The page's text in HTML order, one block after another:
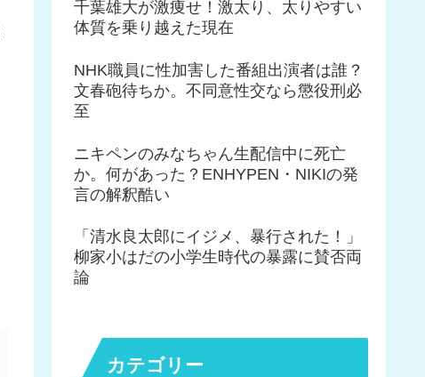
千葉雄大が激痩せ！激太り、太りやすい
体質を乗り越えた現在
NHK職員に性加害した番組出演者は誰？
文春砲待ちか。不同意性交なら懲役刑必
至
ニキペンのみなちゃん生配信中に死亡
か。何があった？ENHYPEN・NIKIの発
言の解釈酷い
「清水良太郎にイジメ、暴行された！」
柳家小はだの小学生時代の暴露に賛否両
論
カテゴリー